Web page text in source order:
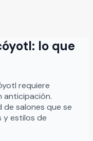
para decoración,
: lo que
requiere
anticipación.
salones que se
y estilos de